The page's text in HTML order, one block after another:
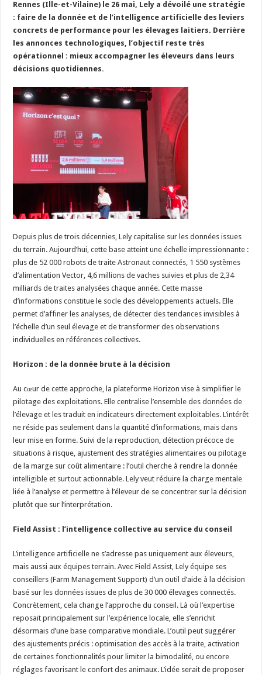
Un été fructueux pour Lactalis
Rennes (Ille-et-Vilaine) le 26 mai, Lely a dévoilé une stratégie
: faire de la donnée et de l’intelligence artificielle des leviers
concrets de performance pour les élevages laitiers. Derrière
les annonces technologiques, l’objectif reste très
opérationnel : mieux accompagner les éleveurs dans leurs
décisions quotidiennes.
Depuis plus de trois décennies, Lely capitalise sur les données issues
du terrain. Aujourd’hui, cette base atteint une échelle impressionnante :
plus de 52 000 robots de traite Astronaut connectés, 1 550 systèmes
d’alimentation Vector, 4,6 millions de vaches suivies et plus de 2,34
milliards de traites analysées chaque année. Cette masse
d’informations constitue le socle des développements actuels. Elle
permet d’affiner les analyses, de détecter des tendances invisibles à
l’échelle d’un seul élevage et de transformer des observations
individuelles en références collectives.
Horizon : de la donnée brute à la décision
Au cœur de cette approche, la plateforme Horizon vise à simplifier le
pilotage des exploitations. Elle centralise l’ensemble des données de
l’élevage et les traduit en indicateurs directement exploitables. L’intérêt
ne réside pas seulement dans la quantité d’informations, mais dans
leur mise en forme. Suivi de la reproduction, détection précoce de
situations à risque, ajustement des stratégies alimentaires ou pilotage
de la marge sur coût alimentaire : l’outil cherche à rendre la donnée
intelligible et surtout actionnable. Lely veut réduire la charge mentale
liée à l’analyse et permettre à l’éleveur de se concentrer sur la décision
plutôt que sur l’interprétation.
Field Assist : l’intelligence collective au service du conseil
L’intelligence artificielle ne s’adresse pas uniquement aux éleveurs,
mais aussi aux équipes terrain. Avec Field Assist, Lely équipe ses
conseillers (Farm Management Support) d’un outil d’aide à la décision
basé sur les données issues de plus de 30 000 élevages connectés.
Concrètement, cela change l’approche du conseil. Là où l’expertise
reposait principalement sur l’expérience locale, elle s’enrichit
désormais d’une base comparative mondiale. L’outil peut suggérer
des ajustements précis : optimisation des accès à la traite, activation
de certaines fonctionnalités pour limiter la bimodalité, ou encore
réglages favorisant le confort des animaux. L’idée serait de proposer